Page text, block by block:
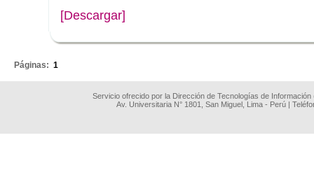
[Descargar]
Páginas: 1
Servicio ofrecido por la Dirección de Tecnologías de
Av. Universitaria N° 1801, San Miguel, Lima - Perú |